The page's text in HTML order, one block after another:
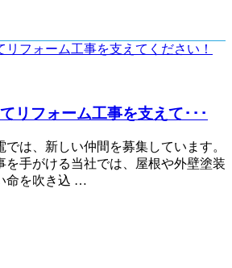
リフォーム工事を支えて･･･
は、新しい仲間を募集しています。
を手がける当社では、屋根や外壁塗装
命を吹き込 …